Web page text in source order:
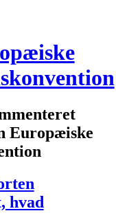
Europæiske
hvad